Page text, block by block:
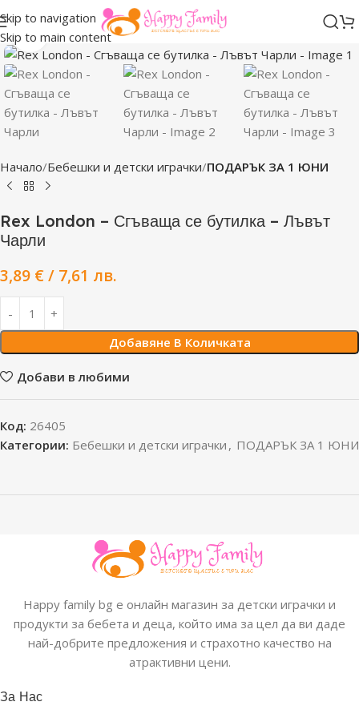
Skip to navigation
Skip to main content
Click to enlarge
Начало Бебешки и детски играчки ПОДАРЪК ЗА 1 ЮНИ
Rex London – Сгъваща се бутилка – Лъвът
Чарли
3,89 €/ 7,61 лв.
Добавяне В Количката
Добави в любими
Код: 26405
Категории: Бебешки и детски играчки , ПОДАРЪК ЗА 1 ЮНИ
Happy family bg е онлайн магазин за детски играчки и
продукти за бебета и деца, който има за цел да ви даде
най-добрите предложения и страхотно качество на
атрактивни цени.
За Нас